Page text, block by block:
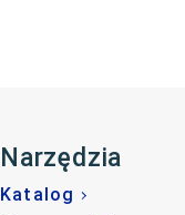
Narzędzia
Katalog